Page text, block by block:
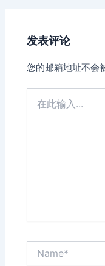
发表评论
您的邮箱地址不会